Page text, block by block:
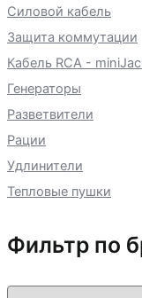
Силовой кабель
Защита коммутации
Кабель RCA -
Генераторы
Разветвители
Рации
Удлинители
Тепловые пушки
Фильтр по